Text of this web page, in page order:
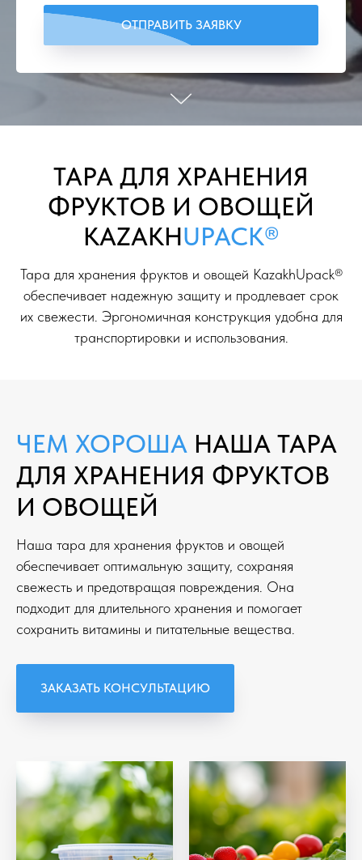
ОТПРАВИТЬ ЗАЯВКУ
ТАРА ДЛЯ ХРАНЕНИЯ
ФРУКТОВ И ОВОЩЕЙ
KAZAKHUPACK®
Тара для хранения фруктов и овощей KazakhUpack®
обеспечивает надежную защиту и продлевает срок
их свежести. Эргономичная конструкция удобна для
транспортировки и использования.
ЧЕМ ХОРОША НАША ТАРА
ДЛЯ ХРАНЕНИЯ ФРУКТОВ
И ОВОЩЕЙ
Наша тара для хранения фруктов и овощей
обеспечивает оптимальную защиту, сохраняя
свежесть и предотвращая повреждения. Она
подходит для длительного хранения и помогает
сохранить витамины и питательные вещества.
ЗАКАЗАТЬ КОНСУЛЬТАЦИЮ